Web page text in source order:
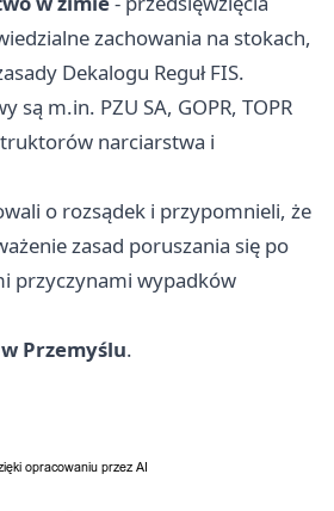
zachowania na stokach,
Dekalogu Reguł FIS.
są m.in. PZU SA, GOPR, TOPR
narciarstwa i
o rozsądek i przypomnieli, że
zasad poruszania się po
przyczynami wypadków
Przemyślu.